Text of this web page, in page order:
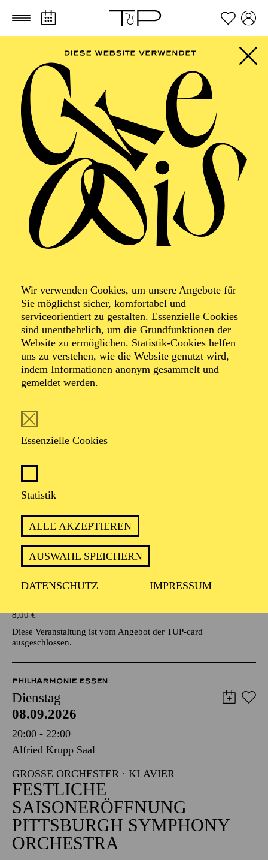
Zum Hauptinhalt springen Zum Footer springen
Wir verwenden Cookies, um unsere Angebote für
Sie möglichst sicher, komfortabel und
serviceorientiert zu gestalten. Essenzielle Cookies
sind unentbehrlich, um die Grundfunktionen der
Website zu ermöglichen. Statistik-Cookies helfen
uns zu verstehen, wie die Website genutzt wird,
indem Informationen anonym gesammelt und
gemeldet werden.
Essenzielle Cookies
Statistik
ALLE AKZEPTIEREN
AUSWAHL SPEICHERN
DATENSCHUTZ IMPRESSUM
FILTER
SEPTEMBER 2026
PHILHARMONIE ESSEN
Freitag
04.09.2026
20:00 - 23:00
Alfried Krupp Saal
Veranstalter: Theater-, Konzert- u. Gastspieldirektion OTTO
HOFNER GMBH
TICKETS
55,20 52,70€
Die Veranstaltung ist vom Angebot der TUPcard ausgeschlossen.
Samstag
05.09.2026
Grillo-Theater
BLICK AUF DEN IRAN –
STIMMEN ZUR AKTUELLEN
LAGE
Veranstalter: Eine Kooperationsveranstaltung mit der Stadt
Essen
8,00€
Diese Veranstaltung ist vom Angebot der TUP-card
ausgeschlossen.
PHILHARMONIE ESSEN
Dienstag
08.09.2026
20:00 - 22:00
Alfried Krupp Saal
GROSSE ORCHESTER · KLAVIER
FESTLICHE
SAISONERÖFFNUNG
PITTSBURGH SYMPHONY
ORCHESTRA